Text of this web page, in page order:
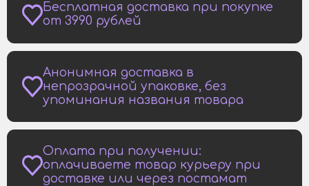
Бесплатная доставка при покупке
от 3990 рублей
Анонимная доставка в
непрозрачной упаковке, без
упоминания названия товара
Оплата при получении:
оплачиваете товар курьеру при
доставке или через постамат